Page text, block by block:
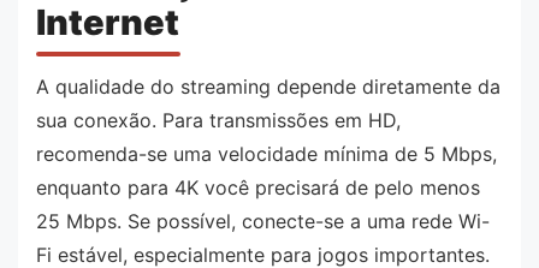
Internet
A qualidade do streaming depende diretamente da
sua conexão. Para transmissões em HD,
recomenda-se uma velocidade mínima de 5 Mbps,
enquanto para 4K você precisará de pelo menos
25 Mbps. Se possível, conecte-se a uma rede Wi-
Fi estável, especialmente para jogos importantes.